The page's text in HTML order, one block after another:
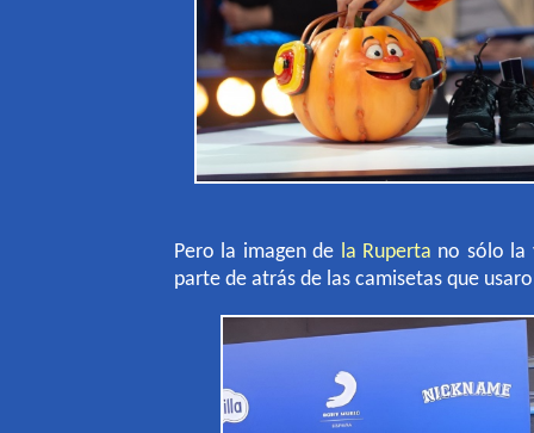
Pero la imagen de la Ruperta no sólo la
parte de atrás de las camisetas que